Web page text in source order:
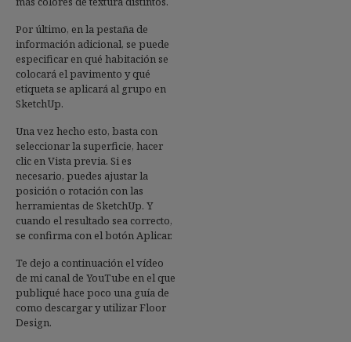
Por último, en la pestaña de
información adicional, se puede
especificar en qué habitación se
colocará el pavimento y qué
etiqueta se aplicará al grupo en
SketchUp.
Una vez hecho esto, basta con
seleccionar la superficie, hacer
clic en Vista previa. Si es
necesario, puedes ajustar la
posición o rotación con las
herramientas de SketchUp. Y
cuando el resultado sea correcto,
se confirma con el botón Aplicar.
Te dejo a continuación el vídeo
de mi canal de YouTube en el que
publiqué hace poco una guía de
como descargar y utilizar Floor
Design.